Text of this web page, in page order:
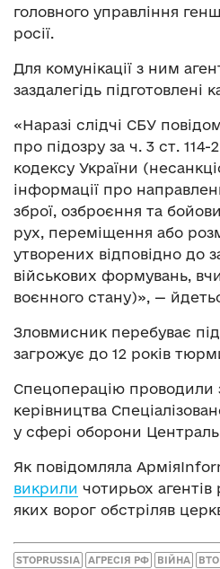
головного управління
росії.
Для комунікації з ним
заздалегідь
«Наразі слідчі СБУ
про підозру за ч. 3 ст.
кодексу України
інформації про
зброї, озброєння та
рух, переміщення або
утворених відповідно до
військових формувань,
воєнного стану)», —
Зловмисник перебуває
загрожує до 12 років
Спецоперацію проводили
керівництва
у сфері оборони
Як повідомляла
викрили чотирьох
яких ворог обстріляв
STOPRUSSIA АГРЕСІЯ РФ ВІЙНА